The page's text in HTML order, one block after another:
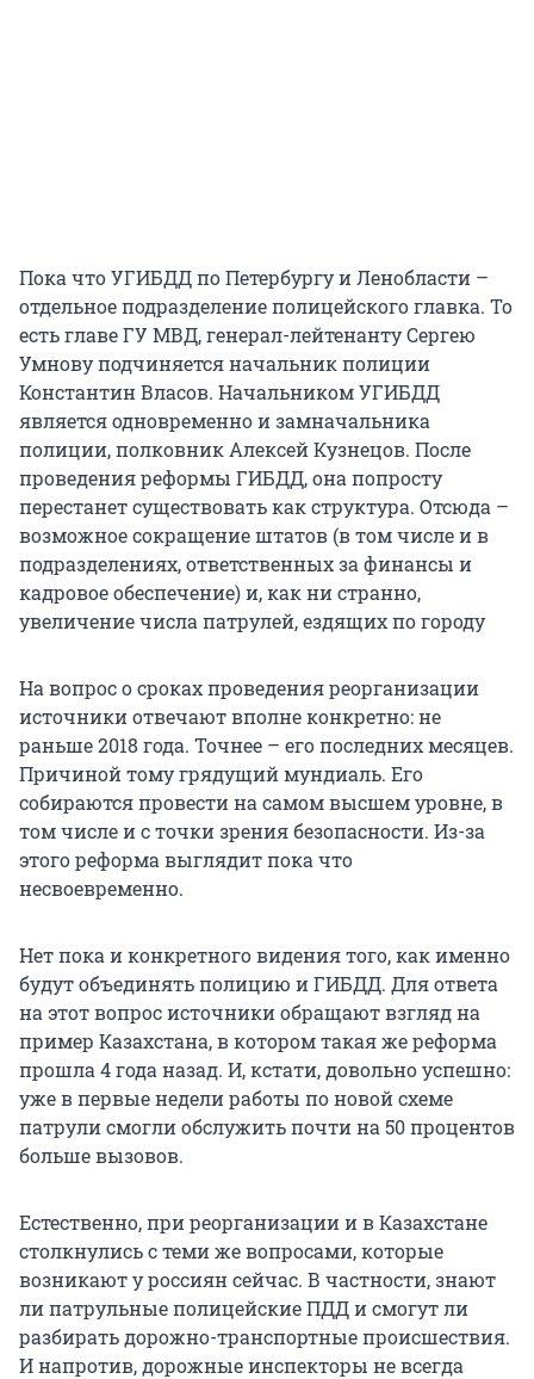
Пока что УГИБДД по Петербургу и Ленобласти –
отдельное подразделение полицейского главка. То
есть главе ГУ МВД, генерал-лейтенанту Сергею
Умнову подчиняется начальник полиции
Константин Власов. Начальником УГИБДД
является одновременно и замначальника
полиции, полковник Алексей Кузнецов. После
проведения реформы ГИБДД, она попросту
перестанет существовать как структура. Отсюда –
возможное сокращение штатов (в том числе и в
подразделениях, ответственных за финансы и
кадровое обеспечение) и, как ни странно,
увеличение числа патрулей, ездящих по городу
На вопрос о сроках проведения реорганизации
источники отвечают вполне конкретно: не
раньше 2018 года. Точнее – его последних месяцев.
Причиной тому грядущий мундиаль. Его
собираются провести на самом высшем уровне, в
том числе и с точки зрения безопасности. Из-за
этого реформа выглядит пока что
несвоевременно.
Нет пока и конкретного видения того, как именно
будут объединять полицию и ГИБДД. Для ответа
на этот вопрос источники обращают взгляд на
пример Казахстана, в котором такая же реформа
прошла 4 года назад. И, кстати, довольно успешно:
уже в первые недели работы по новой схеме
патрули смогли обслужить почти на 50 процентов
больше вызовов.
Естественно, при реорганизации и в Казахстане
столкнулись с теми же вопросами, которые
возникают у россиян сейчас. В частности, знают
ли патрульные полицейские ПДД и смогут ли
разбирать дорожно-транспортные происшествия.
И напротив, дорожные инспекторы не всегда